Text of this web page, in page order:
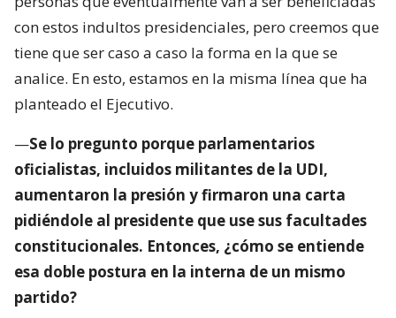
con estos indultos presidenciales, pero creemos que
tiene que ser caso a caso la forma en la que se
analice. En esto, estamos en la misma línea que ha
planteado el Ejecutivo.
—Se lo pregunto porque parlamentarios
oficialistas, incluidos militantes de la UDI,
aumentaron la presión y firmaron una carta
pidiéndole al presidente que use sus facultades
constitucionales. Entonces, ¿cómo se entiende
esa doble postura en la interna de un mismo
partido?